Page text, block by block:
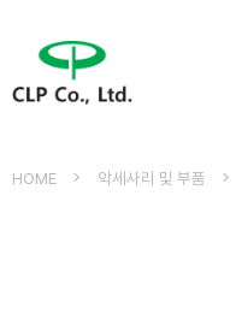
HOME 악세사리 및 부품